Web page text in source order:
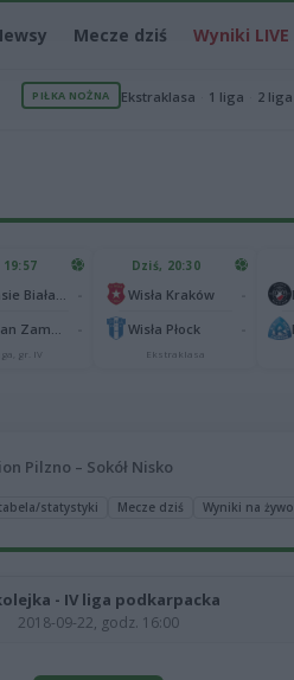
Mecze dziś Wyniki LIVE
PIŁKA NOŻNA Ekstraklasa 1 liga 2 liga
gr. IV
Dziś, 20:30
Wisła Kraków
Wisła Płock
Ekstraklasa
Pilzno – Sokół Nisko
statystyki Mecze dziś Wyniki na żywo
- IV liga podkarpacka
2018-09-22, godz. 16:00